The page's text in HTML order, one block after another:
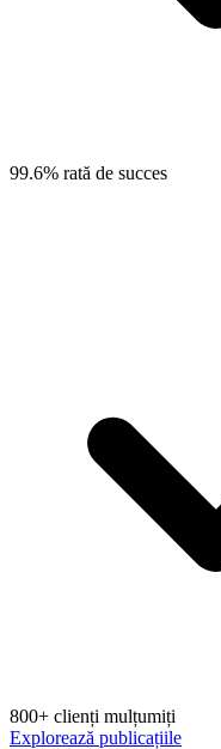
99.6% rată de succes
800+ clienți mulțumiți
Explorează publicațiile